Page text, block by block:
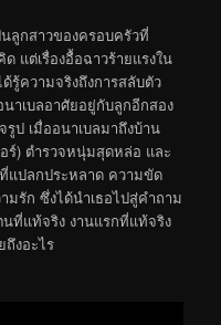
ลูกสาวของครอบครัวที่
แต่เรื่องอื้อฉาวร้ายแรงใน
รู้ความจริงถึงการสลับตัว
าเบลอาศัยอยู่กับลูกอีกสอง
ป เมื่ออนาเบลมาถึงบ้าน
ร์) ตำรวจหนุ่มสุดหล่อ และ
แปลกประหลาด ความขัด
รัก ซึ่งได้นำเธอไปสู่คำถาม
ที่แท้จริง งานแรกที่แท้จริง
งอะไร